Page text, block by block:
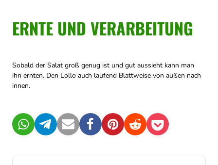
ERNTE UND VERARBEITUNG
Sobald der Salat groß genug ist und gut aussieht kann man
ihn ernten. Den Lollo auch laufend Blattweise von außen nach
innen.
WhatsAppTelegramMail FacebookPinterestRedditPocket